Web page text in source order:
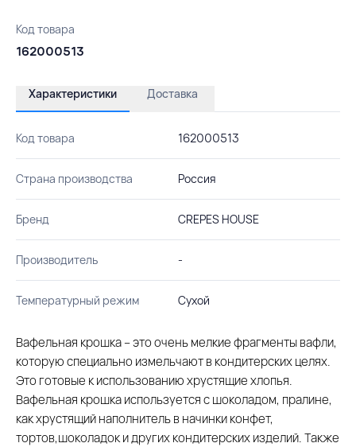
Код товара
162000513
Характеристики Доставка
Код товара 162000513
Страна производства Россия
Бренд CREPES HOUSE
Производитель -
Температурный режим Сухой
Вафельная крошка – это очень мелкие фрагменты вафли,
которую специально измельчают в кондитерских целях.
Это готовые к использованию хрустящие хлопья.
Вафельная крошка используется с шоколадом, пралине,
как хрустящий наполнитель в начинки конфет,
тортов,шоколадок и других кондитерских изделий. Также